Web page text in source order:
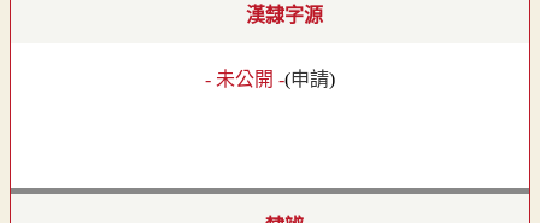
漢隸字源
- 未公開 -(申請)